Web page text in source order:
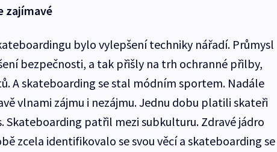
zajímavé
bylo vylepšení techniky nářadí. Průmysl
bezpečnosti, a tak přišly na trh ochranné přilby,
A skateboarding se stal módním sportem. Nadále
vlnami zájmu i nezájmu. Jednu dobu platili skateři
Skateboarding patřil mezi subkulturu. Zdravé jádro
zcela identifikovalo se svou věcí a skateboarding se